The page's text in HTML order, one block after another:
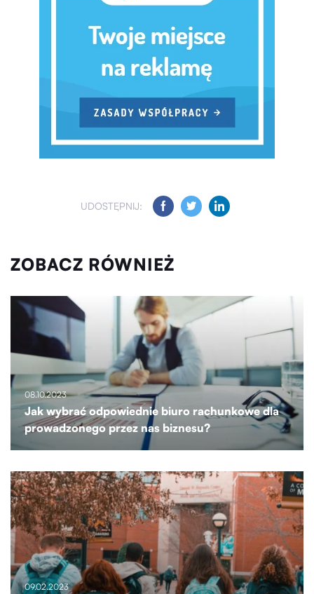
UDOSTĘPNIJ:
ZOBACZ RÓWNIEŻ
08.10.2023
Jak wybrać odpowiednie biuro rachunkowe dla
prowadzonego przez nas biznesu?
09.02.2023